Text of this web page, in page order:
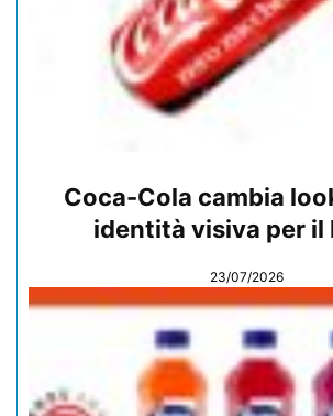
Coca-Cola cambia
identità visiva per il
23/07/2026